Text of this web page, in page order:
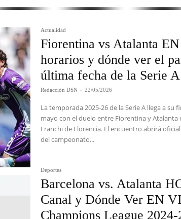
Actualidad
Fiorentina vs Atalanta
horarios y dónde ver el
última fecha de la Serie
Redacción DSN - 22/05/2026
La temporada 2025-26 de la Serie A llega a su
mayo con el duelo entre Fiorentina y Atalanta
Franchi de Florencia. El encuentro abrirá
del campeonato...
Deportes
Barcelona vs. Atalanta
Canal y Dónde Ver EN
Champions League 2024-